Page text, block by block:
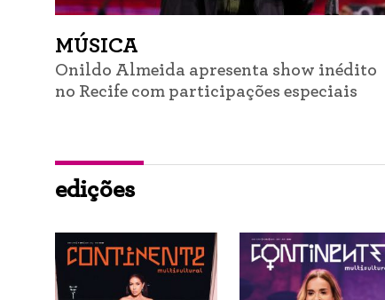
MÚSICA
Onildo Almeida apresenta show inédito
no Recife com participações especiais
edições